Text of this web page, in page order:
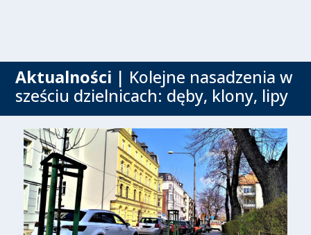
Aktualności | Kolejne nasadzenia w
sześciu dzielnicach: dęby, klony, lipy